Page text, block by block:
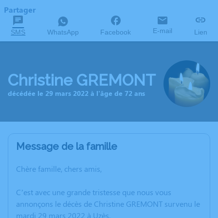
Partager
SMS WhatsApp Facebook E-mail Lien
Christine GREMONT
décédée le 29 mars 2022 à l'âge de 72 ans
Message de la famille
Chère famille, chers amis,
C’est avec une grande tristesse que nous vous
annonçons le décès de Christine GREMONT survenu le
mardi 29 mars 2022 à Uzès.